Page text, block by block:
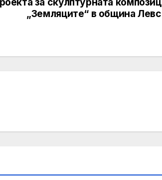
„Земляците“ в община